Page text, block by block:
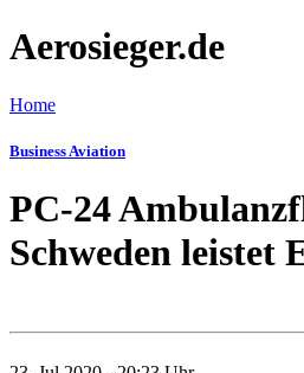
Aerosieger.de
Home
Business Aviation
PC-24
Schweden leistet